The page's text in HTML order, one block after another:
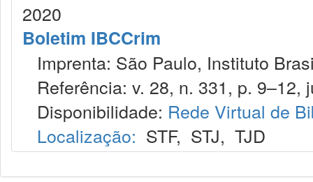
2020
Boletim IBCCrim
Imprenta: São Paulo, Instituto
Referência: v. 28, n. 331, p. 9–12,
Disponibilidade: Rede Virtual de
Localização: STF, STJ, TJD